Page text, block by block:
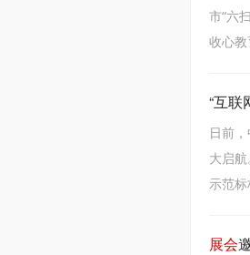
市“六
收心教
“互联
日前
大启
示范
展会